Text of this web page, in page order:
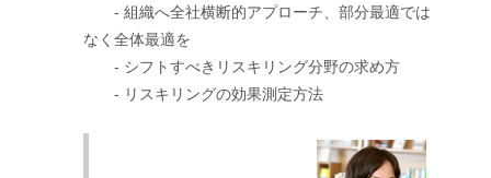
- 組織へ全社横断的アプローチ、部分最適では
なく全体最適を
- シフトすべきリスキリング分野の求め方
- リスキリングの効果測定方法